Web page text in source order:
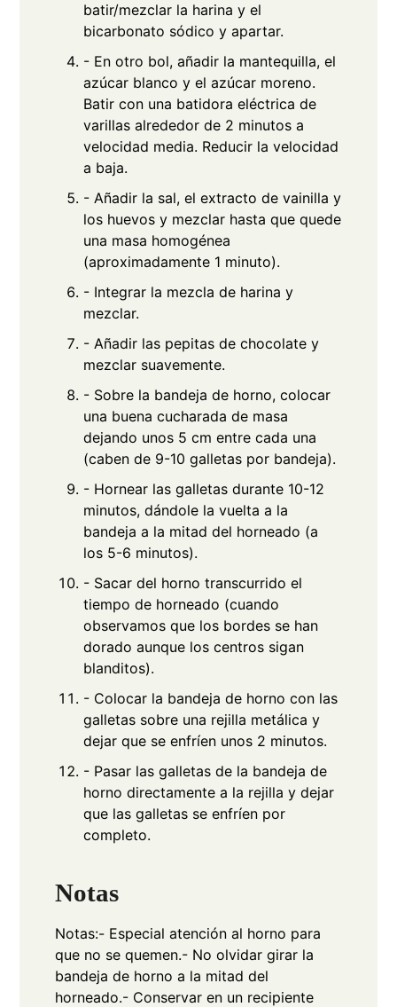
batir/mezclar la harina y el
bicarbonato sódico y apartar.
- En otro bol, añadir la mantequilla, el
azúcar blanco y el azúcar moreno.
Batir con una batidora eléctrica de
varillas alrededor de 2 minutos a
velocidad media. Reducir la velocidad
a baja.
- Añadir la sal, el extracto de vainilla y
los huevos y mezclar hasta que quede
una masa homogénea
(aproximadamente 1 minuto).
- Integrar la mezcla de harina y
mezclar.
- Añadir las pepitas de chocolate y
mezclar suavemente.
- Sobre la bandeja de horno, colocar
una buena cucharada de masa
dejando unos 5 cm entre cada una
(caben de 9-10 galletas por bandeja).
- Hornear las galletas durante 10-12
minutos, dándole la vuelta a la
bandeja a la mitad del horneado (a
los 5-6 minutos).
- Sacar del horno transcurrido el
tiempo de horneado (cuando
observamos que los bordes se han
dorado aunque los centros sigan
blanditos).
- Colocar la bandeja de horno con las
galletas sobre una rejilla metálica y
dejar que se enfríen unos 2 minutos.
- Pasar las galletas de la bandeja de
horno directamente a la rejilla y dejar
que las galletas se enfríen por
completo.
Notas
Notas:- Especial atención al horno para
que no se quemen.- No olvidar girar la
bandeja de horno a la mitad del
horneado.- Conservar en un recipiente